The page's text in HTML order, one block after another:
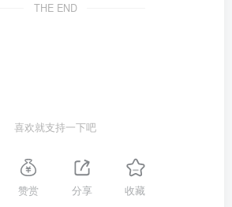
THE END
喜欢就支持一下吧
赞赏 分享 收藏